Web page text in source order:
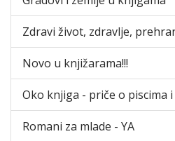
Zdravi život, zdravlje,
Novo u knjižarama!!!
Oko knjiga - priče o piscima
Romani za mlade - YA